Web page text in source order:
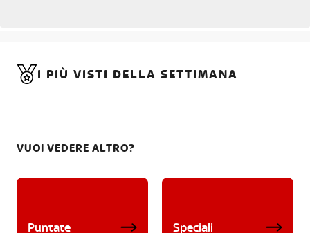
I PIÙ VISTI DELLA SETTIMANA
VUOI VEDERE ALTRO?
Puntate Speciali